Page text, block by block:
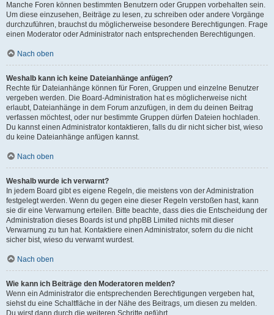
Manche Foren können bestimmten Benutzern oder Gruppen vorbehalten sein.
Um diese einzusehen, Beiträge zu lesen, zu schreiben oder andere Vorgänge
durchzuführen, brauchst du möglicherweise besondere Berechtigungen. Frage
einen Moderator oder Administrator nach entsprechenden Berechtigungen.
Nach oben
Weshalb kann ich keine Dateianhänge anfügen?
Rechte für Dateianhänge können für Foren, Gruppen und einzelne Benutzer
vergeben werden. Die Board-Administration hat es möglicherweise nicht
erlaubt, Dateianhänge in dem Forum anzufügen, in dem du deinen Beitrag
verfassen möchtest, oder nur bestimmte Gruppen dürfen Dateien hochladen.
Du kannst einen Administrator kontaktieren, falls du dir nicht sicher bist, wieso
du keine Dateianhänge anfügen kannst.
Nach oben
Weshalb wurde ich verwarnt?
In jedem Board gibt es eigene Regeln, die meistens von der Administration
festgelegt werden. Wenn du gegen eine dieser Regeln verstoßen hast, kann
sie dir eine Verwarnung erteilen. Bitte beachte, dass dies die Entscheidung der
Administration dieses Boards ist und phpBB Limited nichts mit dieser
Verwarnung zu tun hat. Kontaktiere einen Administrator, sofern du die nicht
sicher bist, wieso du verwarnt wurdest.
Nach oben
Wie kann ich Beiträge den Moderatoren melden?
Wenn ein Administrator die entsprechenden Berechtigungen vergeben hat,
siehst du eine Schaltfläche in der Nähe des Beitrags, um diesen zu melden.
Du wirst dann durch die weiteren Schritte geführt.